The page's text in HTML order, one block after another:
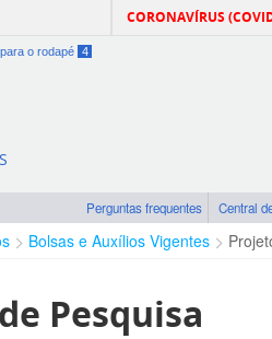
CORONAVÍRUS
o rodapé 4
Perguntas frequentes Central
Bolsas e Auxílios Vigentes
Pesquisa